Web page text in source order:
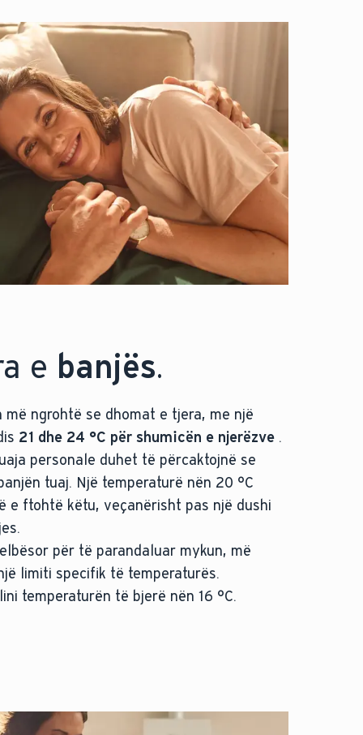
e banjës.
ngrohtë se dhomat e tjera, me një
21 dhe 24 °C për shumicën e njerëzve .
personale duhet të përcaktojnë se
tuaj. Një temperaturë nën 20 °C
e ftohtë këtu, veçanërisht pas një dushi
për të parandaluar mykun, më
limiti specifik të temperaturës.
temperaturën të bjerë nën 16 °C.